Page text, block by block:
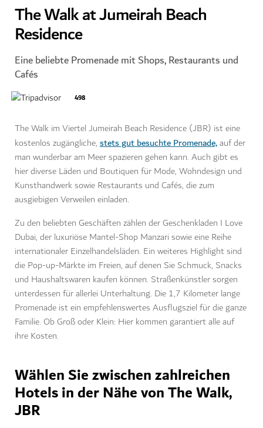
The Walk at Jumeirah Beach
Residence
Eine beliebte Promenade mit Shops, Restaurants und
Cafés
498
The Walk im Viertel Jumeirah Beach Residence (JBR) ist eine
kostenlos zugängliche, stets gut besuchte Promenade,auf der
man wunderbar am Meer spazieren gehen kann. Auch gibt es
hier diverse Läden und Boutiquen für Mode, Wohndesign und
Kunsthandwerk sowie Restaurants und Cafés, die zum
ausgiebigen Verweilen einladen.
Zu den beliebten Geschäften zählen der Geschenkladen I Love
Dubai, der luxuriöse Mantel-Shop Manzari sowie eine Reihe
internationaler Einzelhandelsläden. Ein weiteres Highlight sind
die Pop-up-Märkte im Freien, auf denen Sie Schmuck, Snacks
und Haushaltswaren kaufen können. Straßenkünstler sorgen
unterdessen für allerlei Unterhaltung. Die 1,7 Kilometer lange
Promenade ist ein empfehlenswertes Ausflugsziel für die ganze
Familie. Ob Groß oder Klein: Hier kommen garantiert alle auf
ihre Kosten.
Wählen Sie zwischen zahlreichen
Hotels in der Nähe von The Walk,
JBR